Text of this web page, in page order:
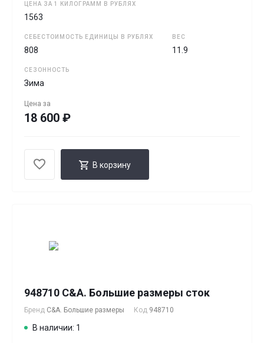
ЦЕНА ЗА 1 КИЛОГРАММ В РУБЛЯХ
1563
СЕБЕСТОИМОСТЬ ЕДИНИЦЫ В РУБЛЯХ
808
ВЕС
11.9
СЕЗОННОСТЬ
Зима
Цена за
18 600 ₽
В корзину
948710 C&A. Большие размеры сток
Бренд C&A. Большие размеры Код 948710
В наличии: 1